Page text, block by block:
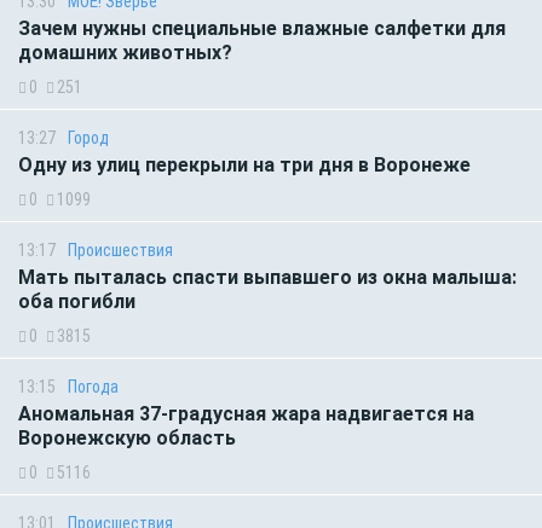
Зачем нужны специальные влажные салфетки для
домашних животных?
0 251
13:27 Город
Одну из улиц перекрыли на три дня в Воронеже
0 1099
13:17 Происшествия
Мать пыталась спасти выпавшего из окна малыша:
оба погибли
0 3815
13:15 Погода
Аномальная 37-градусная жара надвигается на
Воронежскую область
0 5116
13:01 Происшествия